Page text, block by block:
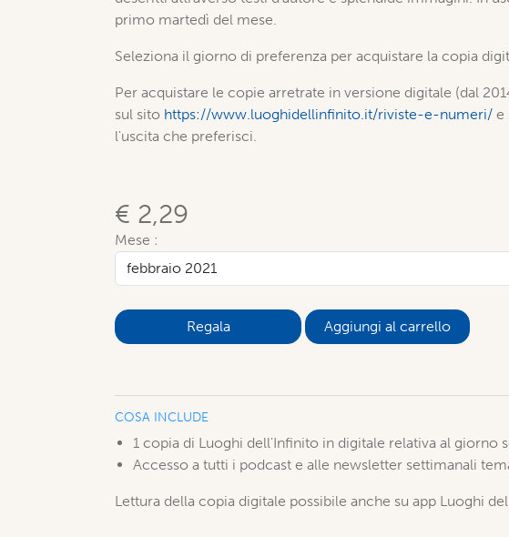
primo martedì del mese.
Seleziona il giorno di preferenza per acquistare la copia
Per acquistare le copie arretrate in versione digitale (dal
sul sito https://www.luoghidellinfinito.it/riviste-e-numeri/ e
l'uscita che preferisci.
€ 2,29
Mese :
Aggiungi al carrello
COSA INCLUDE
1 copia di Luoghi dell'Infinito in digitale relativa al giorno
Accesso a tutti i podcast e alle newsletter settimanali
Lettura della copia digitale possibile anche su app Luoghi